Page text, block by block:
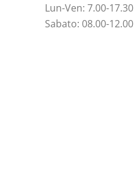
Lun-Ven: 7.00-17.30
Sabato: 08.00-12.00